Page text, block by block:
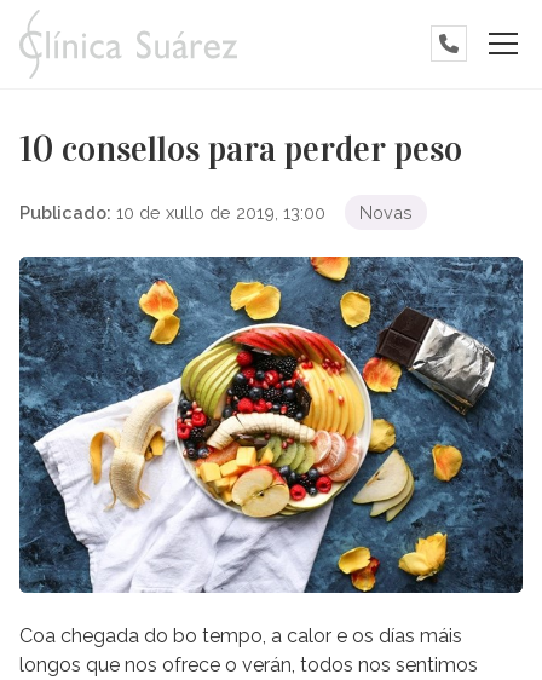
10 consellos para perder peso
Publicado: 10 de xullo de 2019, 13:00 Novas
Coa chegada do bo tempo, a calor e os días máis
longos que nos ofrece o verán, todos nos sentimos